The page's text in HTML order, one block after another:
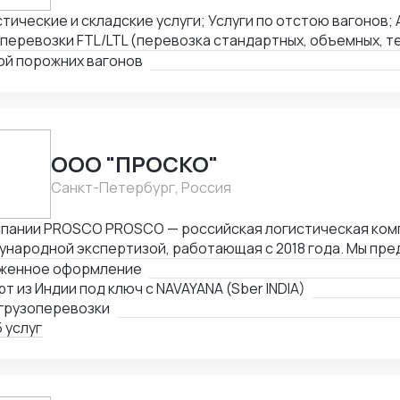
и складские услуги; Услуги по отстою
FTL/LTL (перевозка стандартных, объемных,
грузов); Железнодорожные перевозки FCL/LCL —
порожних вагонов
ООО "ПРОСКО"
Санкт-Петербург, Россия
— российская логистическая компания с
экспертизой, работающая с 2018 года. Мы
и внешнеэкономических услуг: от
оформления до сопровождения и контрактной
работы: международные перевозки (авиа, авто, море, ж/
оформление
из Индии под ключ с NAVAYANA (Sber INDIA)